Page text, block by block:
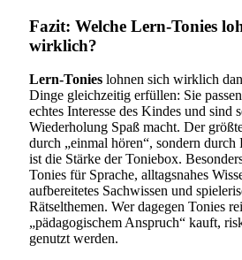
Fazit: Welche Lern-Tonies
wirklich?
Lern-Tonies lohnen sich wirklich
Dinge gleichzeitig erfüllen: Sie
echtes Interesse des Kindes und sind
Wiederholung Spaß macht. Der
durch „einmal hören“, sondern durch
ist die Stärke der Toniebox.
Tonies für Sprache, alltagsnahes
aufbereitetes Sachwissen und
Rätselthemen. Wer dagegen Tonies
„pädagogischem Anspruch“ kauft,
genutzt werden.